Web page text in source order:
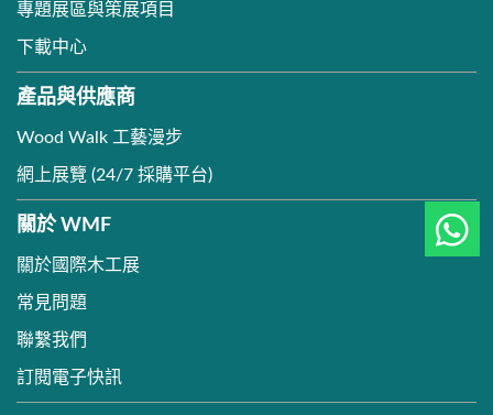
專題展區與策展項目
下載中心
產品與供應商
Wood Walk 工藝漫步
網上展覽 (24/7 採購平台)
關於 WMF
關於國際木工展
常見問題
聯繫我們
訂閱電子快訊